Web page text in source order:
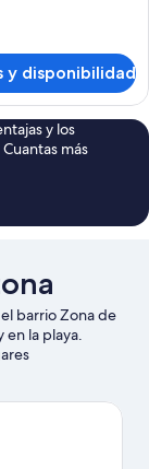
y disponibilidad
y los
más
barrio Zona de
en la playa.
añádelos a tu
También